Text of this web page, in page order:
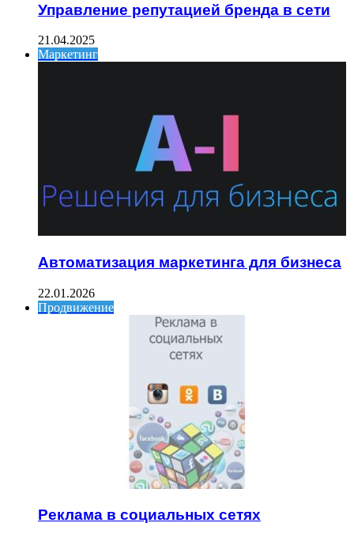
Управление репутацией бренда в сети
21.04.2025
Маркетинг
Автоматизация маркетинга для бизнеса
22.01.2026
Продвижение
Реклама в социальных сетях